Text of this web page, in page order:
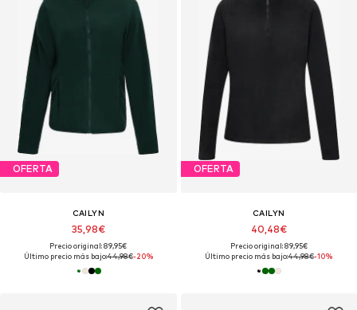
OFERTA
CAILYN
35,98€
Precio original: 89,95€
Último precio más bajo:44,98€-20%
OFERTA
CAILYN
40,48€
Precio original: 89,95€
Último precio más bajo:44,98€-10%